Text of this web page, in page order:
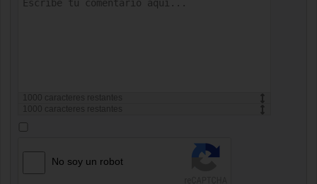
caracteres restantes
caracteres restantes
No soy un robot